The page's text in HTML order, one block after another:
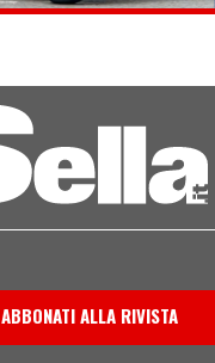
ABBONATI ALLA RIVISTA